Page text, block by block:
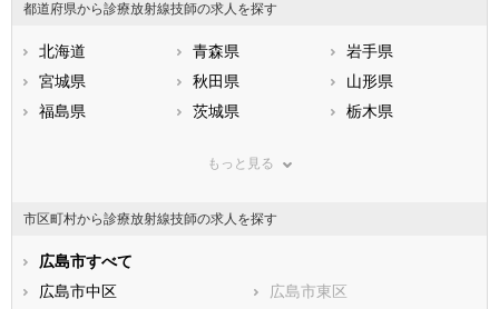
都道府県から診療放射線技師の求人を探す
北海道 青森県
岩手県
宮城県
秋田県
山形県
福島県
茨城県
栃木県
神奈川県
石川県
福井県
静岡県
滋賀県
もっと見る
市区町村から診療放射線技師の求人を探す
広島市すべて
広島市中区
広島市東区